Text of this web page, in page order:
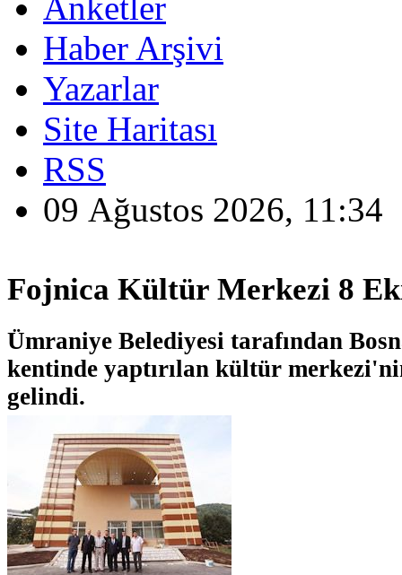
Haber Arşivi
Yazarlar
Site Haritası
RSS
09 Ağustos 2026, 11:34
Fojnica Kültür Merkezi 8
Ümraniye Belediyesi tarafından
kentinde yaptırılan kültür
gelindi.